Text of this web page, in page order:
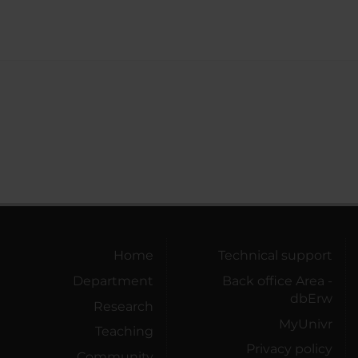
Home
Department
Research
Teaching
Technical support
Back office Area -
dbErw
MyUnivr
Privacy policy